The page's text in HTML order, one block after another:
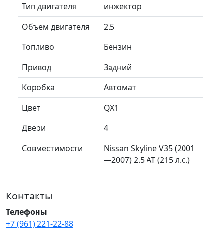
Тип двигателя
инжектор
Объем двигателя
2.5
Топливо
Бензин
Привод
Задний
Коробка
Автомат
Цвет
QX1
Двери
4
Совместимости
Nissan Skyline V35 (2001
—2007) 2.5 AT (215 л.с.)
Контакты
Телефоны
+7 (961) 221-22-88